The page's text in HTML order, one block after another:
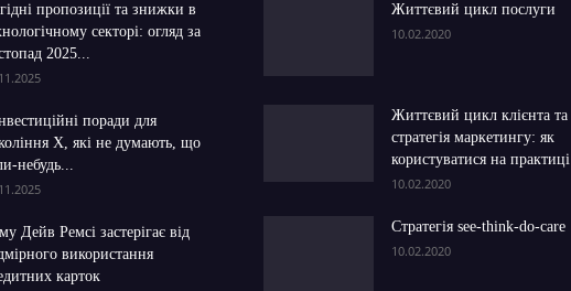
пропозиції та знижки в
секторі: огляд за
2025...
поради для
X, які не думають, що
небудь...
Дейв Ремсі застерігає від
використання
карток
Життєвий цикл послуги
10.02.2020
Життєвий цикл клієнта та
стратегія маркетингу: як
користуватися на практиці
10.02.2020
Стратегія see-think-do-care
10.02.2020